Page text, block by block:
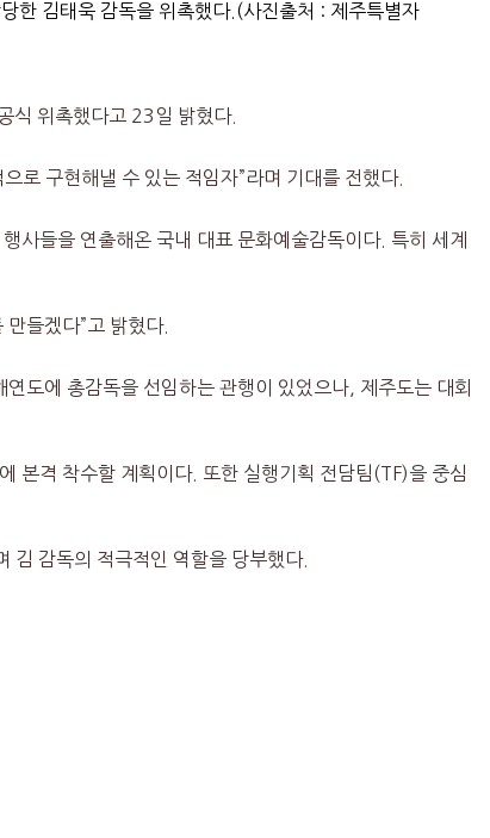
한 김태욱 감독을 위촉했다.(사진출처 : 제주특별자
식 위촉했다고 23일 밝혔다.
로 구현해낼 수 있는 적임자”라며 기대를 전했다.
사들을 연출해온 국내 대표 문화예술감독이다. 특히 세계
들겠다”고 밝혔다.
도에 총감독을 선임하는 관행이 있었으나, 제주도는 대회
본격 착수할 계획이다. 또한 실행기획 전담팀(TF)을 중심
김 감독의 적극적인 역할을 당부했다.